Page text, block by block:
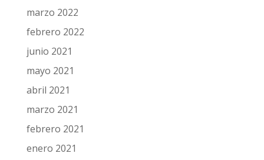
marzo 2022
febrero 2022
junio 2021
mayo 2021
abril 2021
marzo 2021
febrero 2021
enero 2021